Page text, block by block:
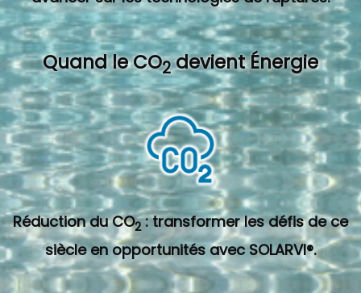
Quand le CO2devient Énergie
Réduction du CO2 : transformer les défis de ce
siècle en opportunités avec SOLARVI®.